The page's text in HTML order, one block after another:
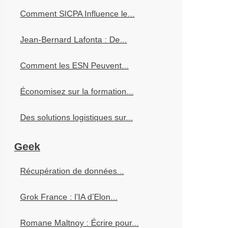
Comment SICPA Influence le...
Jean-Bernard Lafonta : De...
Comment les ESN Peuvent...
Économisez sur la formation...
Des solutions logistiques sur...
Geek
Récupération de données...
Grok France : l’IA d’Elon...
Romane Maltnoy : Écrire pour...